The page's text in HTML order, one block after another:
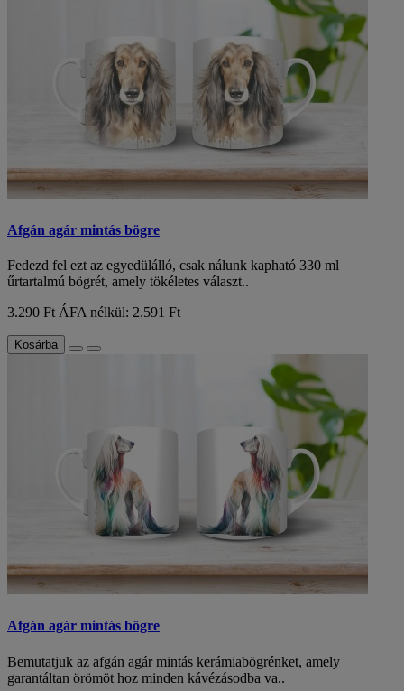
Afgán agár mintás bögre
Fedezd fel ezt az egyedülálló, csak nálunk kapható 330 ml
űrtartalmú bögrét, amely tökéletes választ..
3.290 Ft ÁFA nélkül: 2.591 Ft
Kosárba
Afgán agár mintás bögre
Bemutatjuk az afgán agár mintás kerámiabögrénket, amely
garantáltan örömöt hoz minden kávézásodba va..